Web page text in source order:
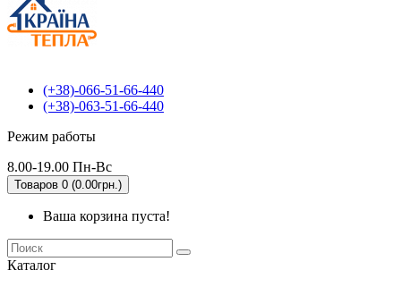
(+38)-066-51-66-440
(+38)-063-51-66-440
Режим работы
8.00-19.00 Пн-Вс
Товаров 0 (0.00грн.)
Ваша корзина пуста!
Каталог